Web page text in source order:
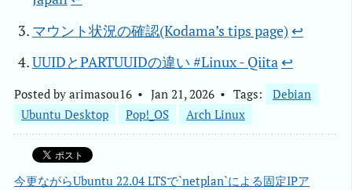
マウント状況の確認(Kodama’s tips page) ↩︎
UUIDとPARTUUIDの違い #Linux - Qiita↩︎
Posted by arimasou16 Jan 21, 2026 Tags:
Debian
Ubuntu Desktop
Pop!_OS Arch Linux
今更ながらUbuntu 22.04 LTSで`netplan`による固定IPア